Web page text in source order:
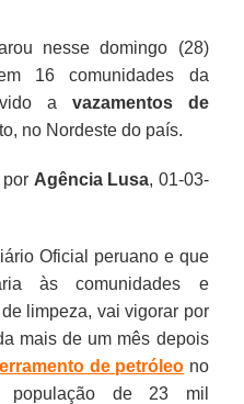
nesse domingo (28)
16 comunidades da
a vazamentos de
no Nordeste do país.
Agência Lusa, 01-03-
Oficial peruano e que
às comunidades e
limpeza, vai vigorar por
mais de um mês depois
de petróleo no
de 23 mil